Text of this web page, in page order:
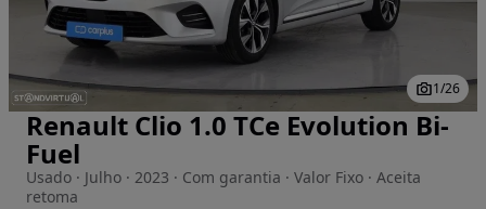
Imagem 1 de 26
1/26
Renault Clio 1.0 TCe Evolution Bi-
Fuel
Usado · Julho · 2023 · Com garantia · Valor Fixo · Aceita
retoma